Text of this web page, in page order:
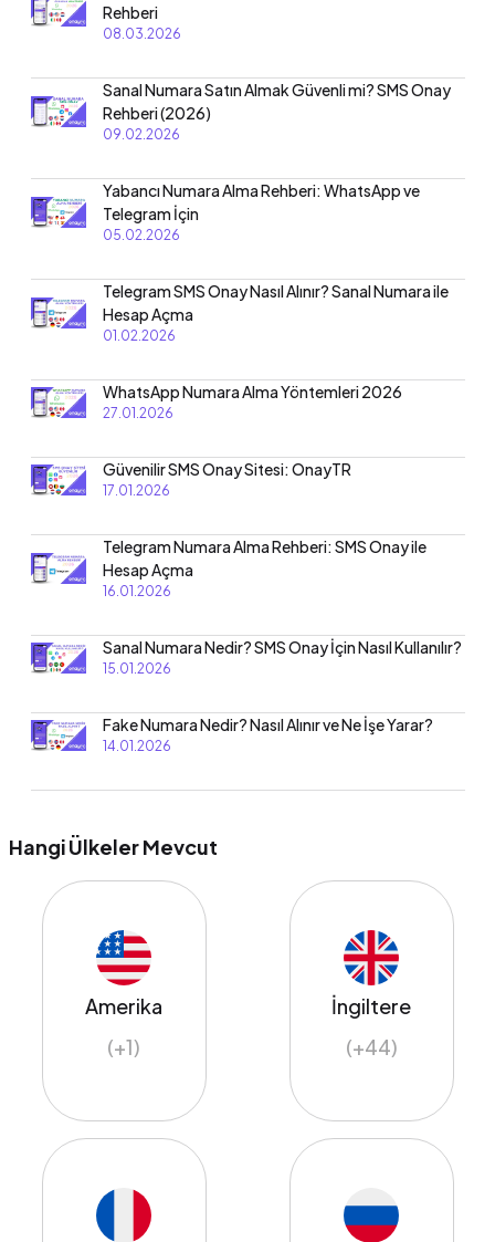
Rehberi
08.03.2026
Sanal Numara Satın Almak Güvenli mi? SMS Onay
Rehberi (2026)
09.02.2026
Yabancı Numara Alma Rehberi: WhatsApp ve
Telegram İçin
05.02.2026
Telegram SMS Onay Nasıl Alınır? Sanal Numara ile
Hesap Açma
01.02.2026
WhatsApp Numara Alma Yöntemleri 2026
27.01.2026
Güvenilir SMS Onay Sitesi: OnayTR
17.01.2026
Telegram Numara Alma Rehberi: SMS Onay ile
Hesap Açma
16.01.2026
Sanal Numara Nedir? SMS Onay İçin Nasıl Kullanılır?
15.01.2026
Fake Numara Nedir? Nasıl Alınır ve Ne İşe Yarar?
14.01.2026
Hangi Ülkeler Mevcut
Amerika
(+1)
İngiltere
(+44)